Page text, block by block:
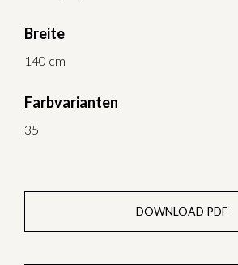
Breite
140 cm
Farbvarianten
35
DOWNLOAD PDF